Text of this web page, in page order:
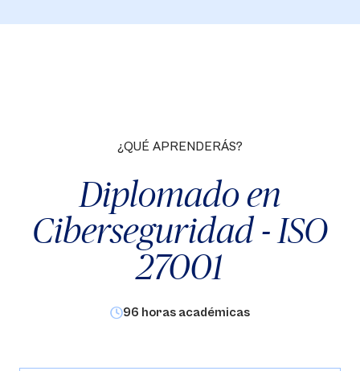
¿QUÉ APRENDERÁS?
Diplomado en
Ciberseguridad - ISO
27001
96 horas académicas